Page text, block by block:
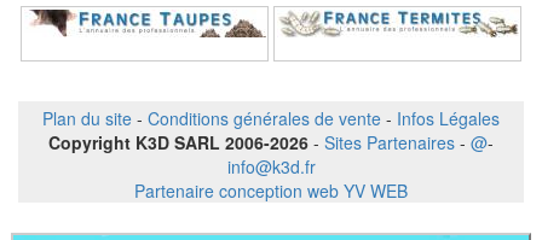
Plan du site - Conditions générales de vente - Infos Légales
Copyright K3D SARL 2006-2026 - Sites Partenaires - @-
info@k3d.fr
Partenaire conception web YV WEB